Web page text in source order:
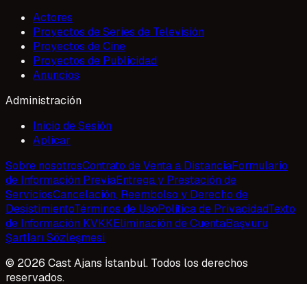
Actores
Proyectos de Series de Televisión
Proyectos de Cine
Proyectos de Publicidad
Anuncios
Administración
Inicio de Sesión
Aplicar
Sobre nosotrosContrato de Venta a DistanciaFormulario
de Información PreviaEntrega y Prestación de
ServiciosCancelación, Reembolso y Derecho de
DesistimientoTérminos de UsoPolítica de PrivacidadTexto
de Información KVKKEliminación de CuentaBaşvuru
Şartları Sözleşmesi
© 2026 Cast Ajans İstanbul. Todos los derechos
reservados.